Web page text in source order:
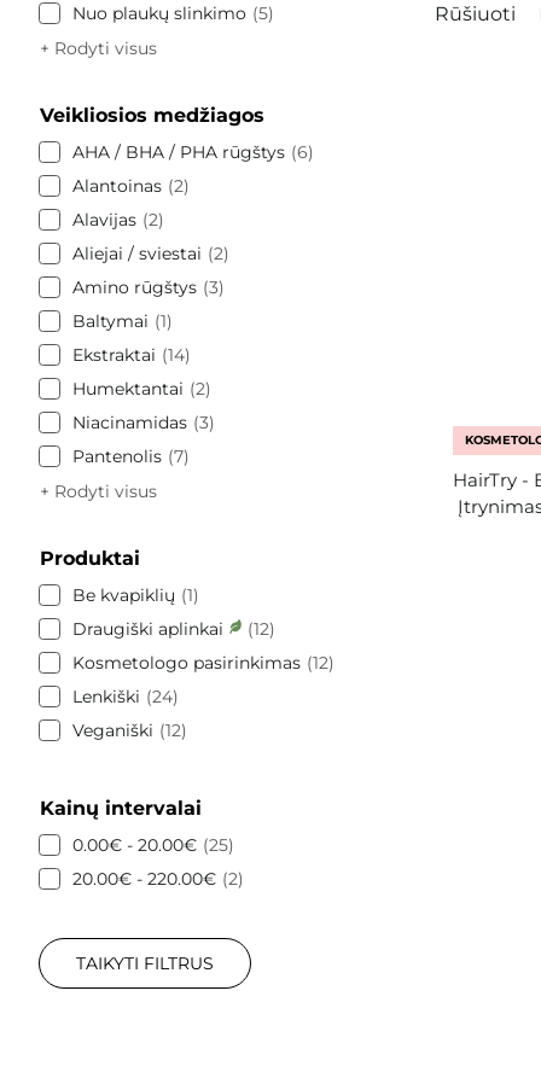
Nuo plaukų slinkimo 5
+ Rodyti visus
Veikliosios medžiagos
AHA / BHA / PHA rūgštys 6
Alantoinas 2
Alavijas 2
Aliejai / sviestai
2
Amino rūgštys 3
Baltymai
1
Ekstraktai
14
Humektantai
2
Niacinamidas 3
Pantenolis 7
+ Rodyti visus
Produktai
Be kvapiklių
1
Draugiški aplinkai
12
Kosmetologo pasirinkimas 12
Lenkiški
24
Veganiški
12
Kainų intervalai
0.00€ - 20.00€ 25
20.00€ - 220.00€ 2
TAIKYTI FILTRUS
Rūšiuoti
HairTry -